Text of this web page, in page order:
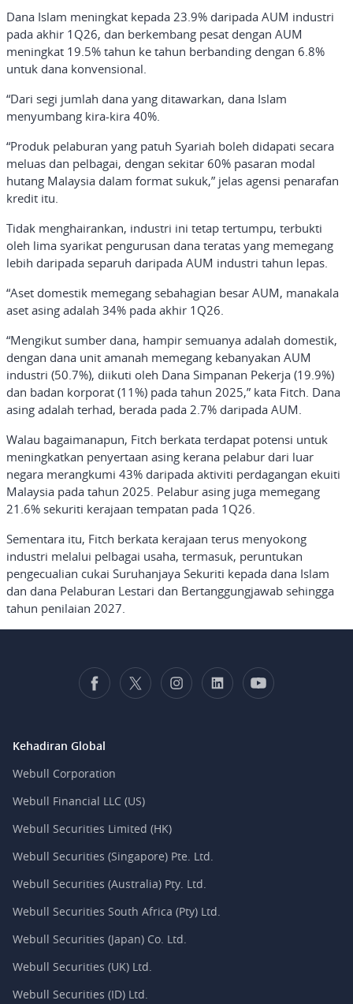
Dana Islam meningkat kepada 23.9% daripada AUM industri
pada akhir 1Q26, dan berkembang pesat dengan AUM
meningkat 19.5% tahun ke tahun berbanding dengan 6.8%
untuk dana konvensional.
“Dari segi jumlah dana yang ditawarkan, dana Islam
menyumbang kira-kira 40%.
“Produk pelaburan yang patuh Syariah boleh didapati secara
meluas dan pelbagai, dengan sekitar 60% pasaran modal
hutang Malaysia dalam format sukuk,” jelas agensi penarafan
kredit itu.
Tidak menghairankan, industri ini tetap tertumpu, terbukti
oleh lima syarikat pengurusan dana teratas yang memegang
lebih daripada separuh daripada AUM industri tahun lepas.
“Aset domestik memegang sebahagian besar AUM, manakala
aset asing adalah 34% pada akhir 1Q26.
“Mengikut sumber dana, hampir semuanya adalah domestik,
dengan dana unit amanah memegang kebanyakan AUM
industri (50.7%), diikuti oleh Dana Simpanan Pekerja (19.9%)
dan badan korporat (11%) pada tahun 2025,” kata Fitch. Dana
asing adalah terhad, berada pada 2.7% daripada AUM.
Walau bagaimanapun, Fitch berkata terdapat potensi untuk
meningkatkan penyertaan asing kerana pelabur dari luar
negara merangkumi 43% daripada aktiviti perdagangan ekuiti
Malaysia pada tahun 2025. Pelabur asing juga memegang
21.6% sekuriti kerajaan tempatan pada 1Q26.
Sementara itu, Fitch berkata kerajaan terus menyokong
industri melalui pelbagai usaha, termasuk, peruntukan
pengecualian cukai Suruhanjaya Sekuriti kepada dana Islam
dan dana Pelaburan Lestari dan Bertanggungjawab sehingga
tahun penilaian 2027.
Kehadiran Global
Webull Corporation
Webull Financial LLC (US)
Webull Securities Limited (HK)
Webull Securities (Singapore) Pte. Ltd.
Webull Securities (Australia) Pty. Ltd.
Webull Securities South Africa (Pty) Ltd.
Webull Securities (Japan) Co. Ltd.
Webull Securities (UK) Ltd.
Webull Securities (ID) Ltd.